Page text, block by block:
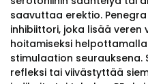
saavuttaa erektio.
inhibiittori, joka lisää veren
hoitamiseksi
stimulaation seurauksena.
refleksi tai viivästyttää